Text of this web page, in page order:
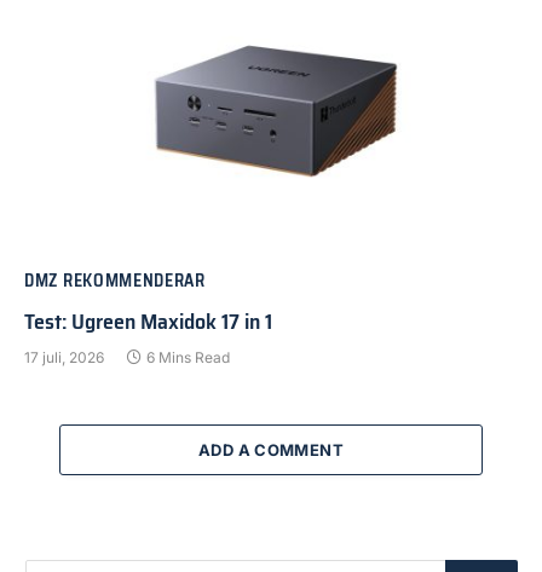
DMZ REKOMMENDERAR
Test: Ugreen Maxidok 17 in 1
17 juli, 2026 6 Mins Read
ADD A COMMENT